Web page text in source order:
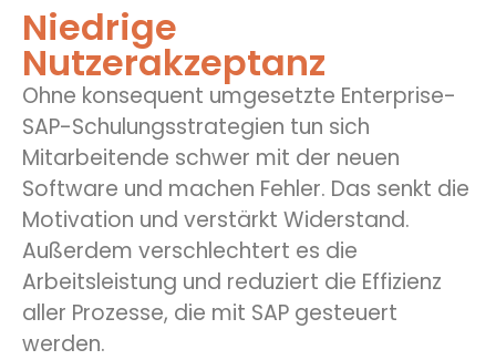
Niedrige
Nutzerakzeptanz
Ohne konsequent umgesetzte Enterprise-
SAP-Schulungsstrategien tun sich
Mitarbeitende schwer mit der neuen
Software und machen Fehler. Das senkt die
Motivation und verstärkt Widerstand.
Außerdem verschlechtert es die
Arbeitsleistung und reduziert die Effizienz
aller Prozesse, die mit SAP gesteuert
werden.